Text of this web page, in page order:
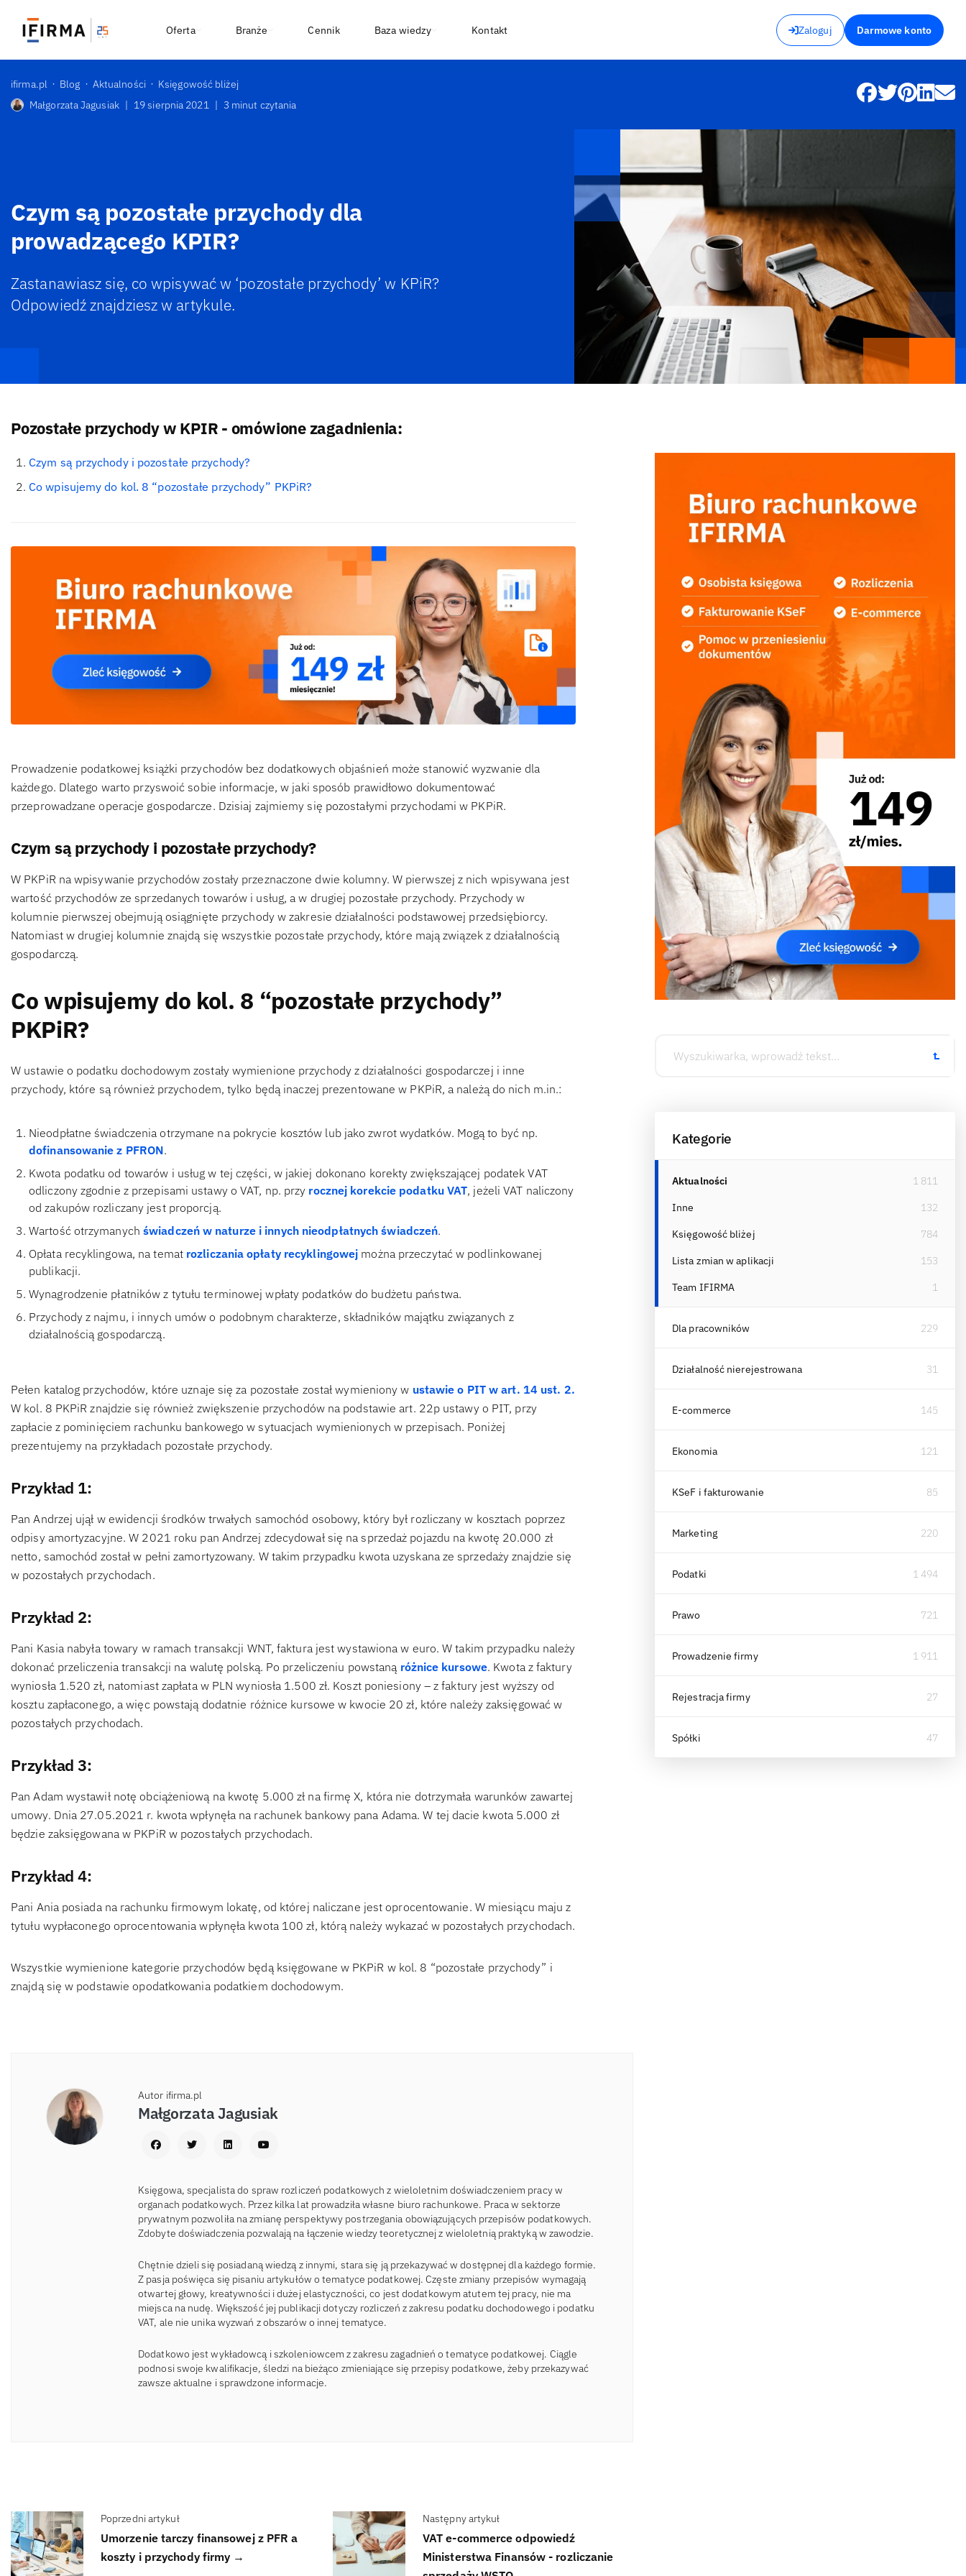
Zaloguj Darmowe konto
Oferta Branże Cennik Baza wiedzy Kontakt
ifirma.pl Blog Aktualności
Księgowość bliżej
Małgorzata Jagusiak | 19 sierpnia 2021 | 3 minut czytania
Czym są pozostałe przychody dla
prowadzącego KPIR?
Zastanawiasz się, co wpisywać w ‘pozostałe przychody’ w KPiR?
Odpowiedź znajdziesz w artykule.
Pozostałe przychody w KPIR - omówione zagadnienia:
Czym są przychody i pozostałe przychody?
Co wpisujemy do kol. 8 “pozostałe przychody” PKPiR?
Prowadzenie podatkowej książki przychodów bez dodatkowych objaśnień może stanowić wyzwanie dla
każdego. Dlatego warto przyswoić sobie informacje, w jaki sposób prawidłowo dokumentować
przeprowadzane operacje gospodarcze. Dzisiaj zajmiemy się pozostałymi przychodami w PKPiR.
Czym są przychody i pozostałe przychody?
W PKPiR na wpisywanie przychodów zostały przeznaczone dwie kolumny. W pierwszej z nich wpisywana jest
wartość przychodów ze sprzedanych towarów i usług, a w drugiej pozostałe przychody. Przychody w
kolumnie pierwszej obejmują osiągnięte przychody w zakresie działalności podstawowej przedsiębiorcy.
Natomiast w drugiej kolumnie znajdą się wszystkie pozostałe przychody, które mają związek z działalnością
gospodarczą.
Co wpisujemy do kol. 8 “pozostałe przychody”
PKPiR?
W ustawie o podatku dochodowym zostały wymienione przychody z działalności gospodarczej i inne
przychody, które są również przychodem, tylko będą inaczej prezentowane w PKPiR, a należą do nich m.in.:
Nieodpłatne świadczenia otrzymane na pokrycie kosztów lub jako zwrot wydatków. Mogą to być np.
dofinansowanie z PFRON.
Kwota podatku od towarów i usług w tej części, w jakiej dokonano korekty zwiększającej podatek VAT
odliczony zgodnie z przepisami ustawy o VAT, np. przy rocznej korekcie podatku VAT, jeżeli VAT naliczony
od zakupów rozliczany jest proporcją.
Wartość otrzymanych świadczeń w naturze i innych nieodpłatnych świadczeń.
Opłata recyklingowa, na temat rozliczania opłaty recyklingowej można przeczytać w podlinkowanej
publikacji.
Wynagrodzenie płatników z tytułu terminowej wpłaty podatków do budżetu państwa.
Przychody z najmu, i innych umów o podobnym charakterze, składników majątku związanych z
działalnością gospodarczą.
Pełen katalog przychodów, które uznaje się za pozostałe został wymieniony w ustawie o PIT w art. 14 ust. 2.
W kol. 8 PKPiR znajdzie się również zwiększenie przychodów na podstawie art. 22p ustawy o PIT, przy
zapłacie z pominięciem rachunku bankowego w sytuacjach wymienionych w przepisach. Poniżej
prezentujemy na przykładach pozostałe przychody.
Przykład 1:
Pan Andrzej ujął w ewidencji środków trwałych samochód osobowy, który był rozliczany w kosztach poprzez
odpisy amortyzacyjne. W 2021 roku pan Andrzej zdecydował się na sprzedaż pojazdu na kwotę 20.000 zł
netto, samochód został w pełni zamortyzowany. W takim przypadku kwota uzyskana ze sprzedaży znajdzie się
w pozostałych przychodach.
Przykład 2:
Pani Kasia nabyła towary w ramach transakcji WNT, faktura jest wystawiona w euro. W takim przypadku należy
dokonać przeliczenia transakcji na walutę polską. Po przeliczeniu powstaną różnice kursowe. Kwota z faktury
wyniosła 1.520 zł, natomiast zapłata w PLN wyniosła 1.500 zł. Koszt poniesiony – z faktury jest wyższy od
kosztu zapłaconego, a więc powstają dodatnie różnice kursowe w kwocie 20 zł, które należy zaksięgować w
pozostałych przychodach.
Przykład 3:
Pan Adam wystawił notę obciążeniową na kwotę 5.000 zł na firmę X, która nie dotrzymała warunków zawartej
umowy. Dnia 27.05.2021 r. kwota wpłynęła na rachunek bankowy pana Adama. W tej dacie kwota 5.000 zł
będzie zaksięgowana w PKPiR w pozostałych przychodach.
Przykład 4:
Pani Ania posiada na rachunku firmowym lokatę, od której naliczane jest oprocentowanie. W miesiącu maju z
tytułu wypłaconego oprocentowania wpłynęła kwota 100 zł, którą należy wykazać w pozostałych przychodach.
Wszystkie wymienione kategorie przychodów będą księgowane w PKPiR w kol. 8 “pozostałe przychody” i
znajdą się w podstawie opodatkowania podatkiem dochodowym.
Autor ifirma.pl
Małgorzata Jagusiak
Księgowa, specjalista do spraw rozliczeń podatkowych z wieloletnim doświadczeniem pracy w
organach podatkowych. Przez kilka lat prowadziła własne biuro rachunkowe. Praca w sektorze
prywatnym pozwoliła na zmianę perspektywy postrzegania obowiązujących przepisów podatkowych.
Zdobyte doświadczenia pozwalają na łączenie wiedzy teoretycznej z wieloletnią praktyką w zawodzie.
Chętnie dzieli się posiadaną wiedzą z innymi, stara się ją przekazywać w dostępnej dla każdego formie.
Z pasja poświęca się pisaniu artykułów o tematyce podatkowej. Częste zmiany przepisów wymagają
otwartej głowy, kreatywności i dużej elastyczności, co jest dodatkowym atutem tej pracy, nie ma
miejsca na nudę. Większość jej publikacji dotyczy rozliczeń z zakresu podatku dochodowego i podatku
VAT, ale nie unika wyzwań z obszarów o innej tematyce.
Dodatkowo jest wykładowcą i szkoleniowcem z zakresu zagadnień o tematyce podatkowej. Ciągle
podnosi swoje kwalifikacje, śledzi na bieżąco zmieniające się przepisy podatkowe, żeby przekazywać
zawsze aktualne i sprawdzone informacje.
Poprzedni artykuł
Umorzenie tarczy finansowej z PFR a
koszty i przychody firmy →
Następny artykuł
VAT e-commerce odpowiedź
Ministerstwa Finansów - rozliczanie
Kategorie
Aktualności 1 811
Inne 132
Księgowość bliżej 784
Lista zmian w aplikacji 153
Team IFIRMA 1
Dla pracowników 229
Działalność nierejestrowana 31
E-commerce 145
Ekonomia 121
KSeF i fakturowanie 85
Marketing 220
Podatki 1 494
Prawo 721
Prowadzenie firmy 1 911
Rejestracja firmy 27
Spółki 47